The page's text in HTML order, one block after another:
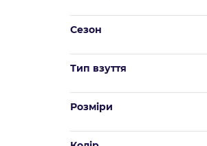
Сезон
Тип взуття
Розміри